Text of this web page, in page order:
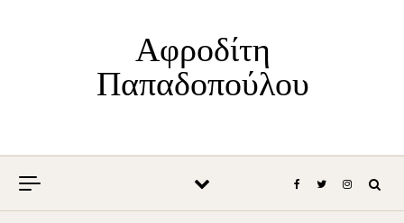
Αφροδίτη
Παπαδοπούλου